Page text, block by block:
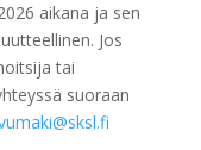
aikana ja sen
Jos
tai
suoraan